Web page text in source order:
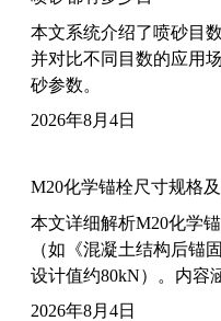
本文系统介绍了喷砂目
并对比不同目数的应用
砂参数。
2026年8月4日
M20化学锚栓尺寸规格
本文详细解析M20化学
（如《混凝土结构后锚
设计值约80kN）。内容
2026年8月4日